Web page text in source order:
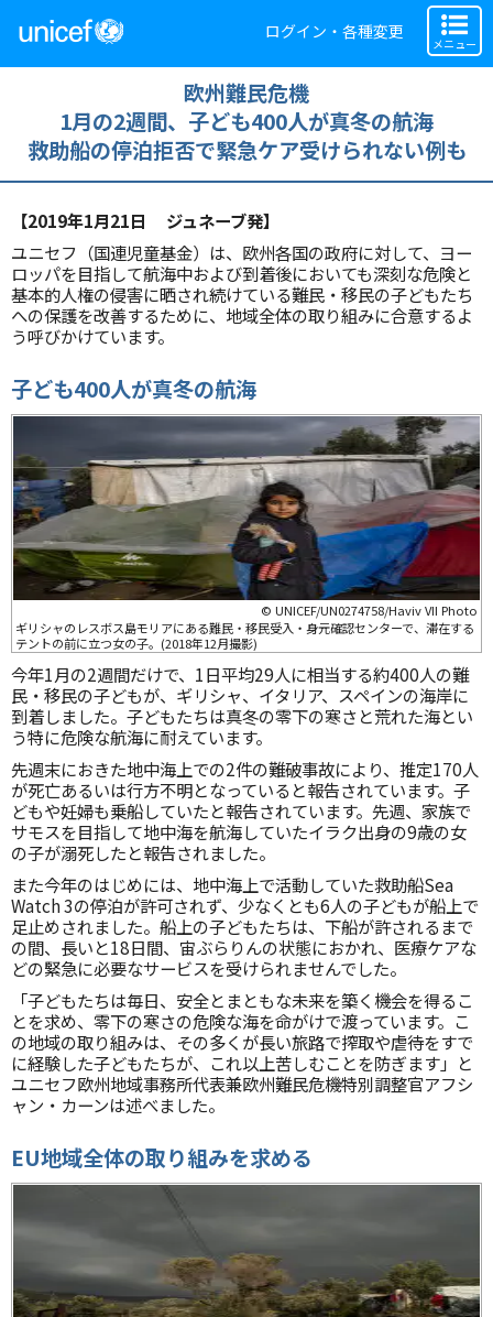
ログイン・各種変更
メニュー
欧州難民危機
1月の2週間、子ども400人が真冬の航海
救助船の停泊拒否で緊急ケア受けられない例も
【2019年1月21日 ジュネーブ発】
ユニセフ（国連児童基金）は、欧州各国の政府に対して、ヨー
ロッパを目指して航海中および到着後においても深刻な危険と
基本的人権の侵害に晒され続けている難民・移民の子どもたち
への保護を改善するために、地域全体の取り組みに合意するよ
う呼びかけています。
子ども400人が真冬の航海
© UNICEF/UN0274758/Haviv VII Photo
ギリシャのレスボス島モリアにある難民・移民受入・身元確認センターで、滞在する
テントの前に立つ女の子。(2018年12月撮影)
今年1月の2週間だけで、1日平均29人に相当する約400人の難
民・移民の子どもが、ギリシャ、イタリア、スペインの海岸に
到着しました。子どもたちは真冬の零下の寒さと荒れた海とい
う特に危険な航海に耐えています。
先週末におきた地中海上での2件の難破事故により、推定170人
が死亡あるいは行方不明となっていると報告されています。子
どもや妊婦も乗船していたと報告されています。先週、家族で
サモスを目指して地中海を航海していたイラク出身の9歳の女
の子が溺死したと報告されました。
また今年のはじめには、地中海上で活動していた救助船Sea
Watch 3の停泊が許可されず、少なくとも6人の子どもが船上で
足止めされました。船上の子どもたちは、下船が許されるまで
の間、長いと18日間、宙ぶらりんの状態におかれ、医療ケアな
どの緊急に必要なサービスを受けられませんでした。
「子どもたちは毎日、安全とまともな未来を築く機会を得るこ
とを求め、零下の寒さの危険な海を命がけで渡っています。こ
の地域の取り組みは、その多くが長い旅路で搾取や虐待をすで
に経験した子どもたちが、これ以上苦しむことを防ぎます」と
ユニセフ欧州地域事務所代表兼欧州難民危機特別調整官アフシ
ャン・カーンは述べました。
EU地域全体の取り組みを求める